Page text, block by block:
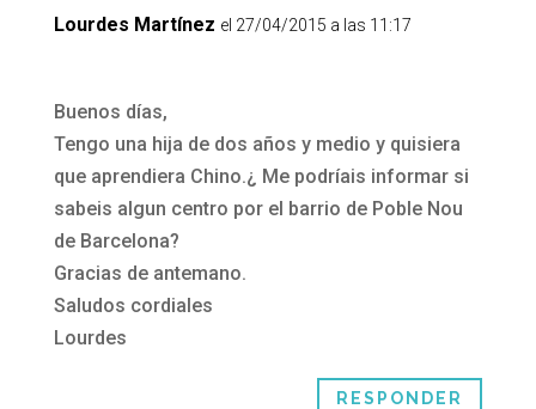
Lourdes Martínez el 27/04/2015 a las 11:17
Buenos días,
Tengo una hija de dos años y medio y quisiera
que aprendiera Chino.¿ Me podríais informar si
sabeis algun centro por el barrio de Poble Nou
de Barcelona?
Gracias de antemano.
Saludos cordiales
Lourdes
RESPONDER